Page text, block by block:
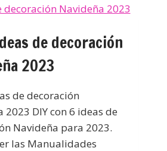
de decoración
2023
de decoración
2023 DIY con 6 ideas de
Navideña para 2023.
las Manualidades